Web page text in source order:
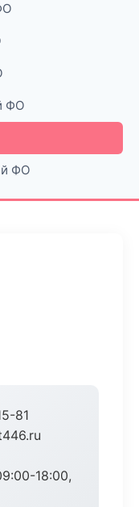
ФО
ФО
81
18:00,